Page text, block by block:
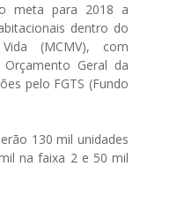
meta para 2018 a
dentro do
(MCMV), com
Geral da
pelo FGTS (Fundo
130 mil unidades
na faixa 2 e 50 mil